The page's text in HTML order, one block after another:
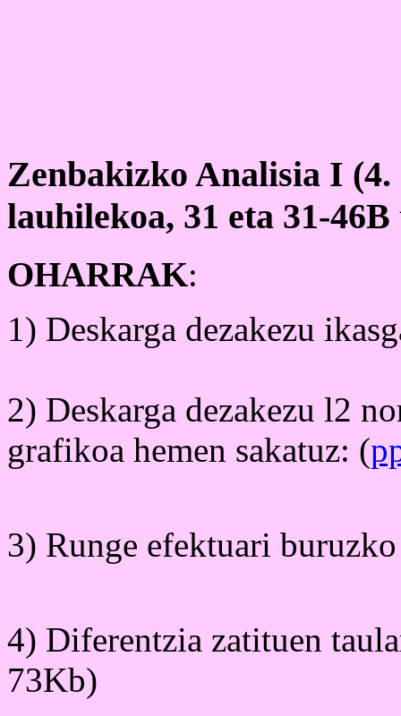
Zenbakizko Analisia I
lauhilekoa, 31 eta 31-
OHARRAK:
1) Deskarga dezakezu
2) Deskarga dezakezu l2
grafikoa hemen sakatuz: (
3) Runge efektuari
4) Diferentzia zatituen
73Kb)